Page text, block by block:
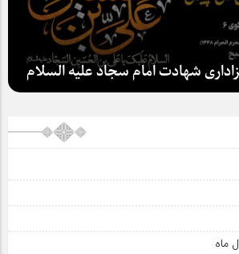
شهادت امام سجاد علیه السلام
ماه